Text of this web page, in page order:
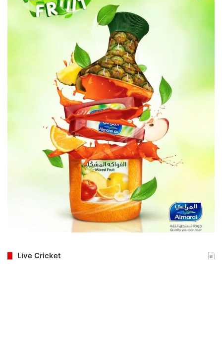
Live Cricket